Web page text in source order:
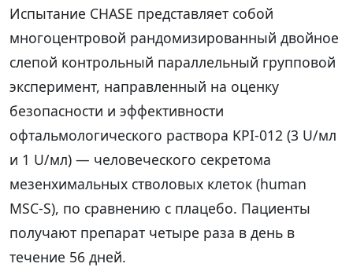
Испытание CHASE представляет собой
многоцентровой рандомизированный двойное
слепой контрольный параллельный групповой
эксперимент, направленный на оценку
безопасности и эффективности
офтальмологического раствора KPI-012 (3 U/мл
и 1 U/мл) — человеческого секретома
мезенхимальных стволовых клеток (human
MSC-S), по сравнению с плацебо. Пациенты
получают препарат четыре раза в день в
течение 56 дней.